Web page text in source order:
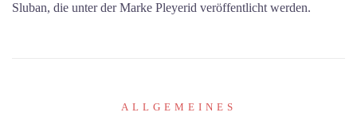
Sluban, die unter der Marke Pleyerid veröffentlicht werden.
ALLGEMEINES